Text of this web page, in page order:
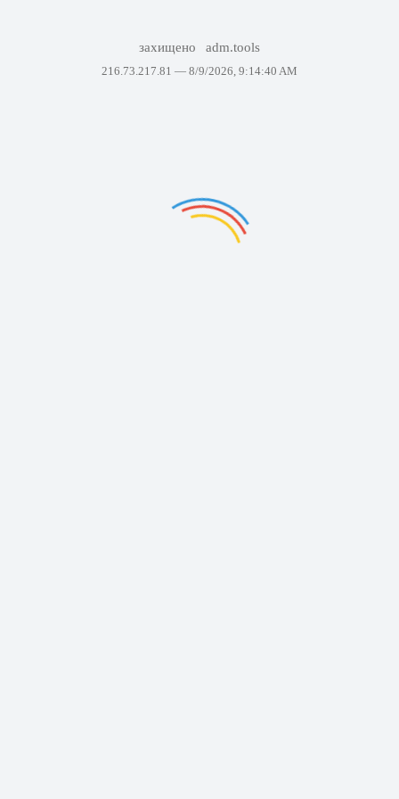
захищено adm.tools
216.73.217.81 — 8/9/2026, 9:14:40 AM